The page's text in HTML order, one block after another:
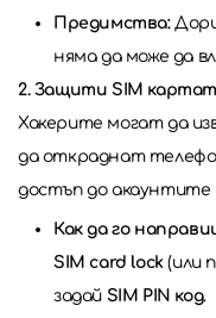
Предимства:Дори
няма да може да
2. Защити SIM
Хакерите могат да
да откраднат
достъп до акаунтите
Как да го
SIM card lock (или
задай SIM PIN код.